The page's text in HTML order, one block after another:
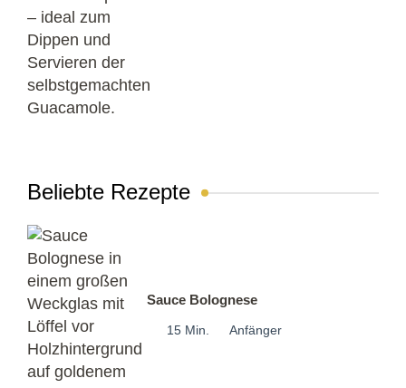
Beliebte Rezepte
Sauce Bolognese
15 Min. Anfänger